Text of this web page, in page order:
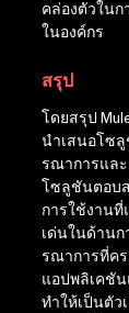
คล่องตัวใน
ในองค์กร
สรุป
โดยสรุป
นำเสนอโซ
รณาการแล
โซลูชันตอบ
การใช้งานที่
เด่นในด้าน
รณาการที่ค
แอปพลิเคชั
ทำให้เป็นตัว